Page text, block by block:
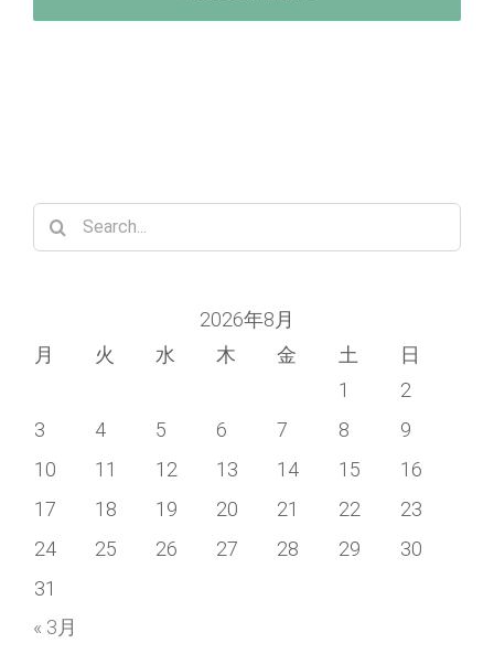
Search
for:
2026年8月
月
火 水 木 金 土
日
1
2
3
4 5 6 7 8
9
10
11 12 13 14 15
16
17
18 19 20 21 22
23
24
25 26 27 28 29
30
31
« 3月